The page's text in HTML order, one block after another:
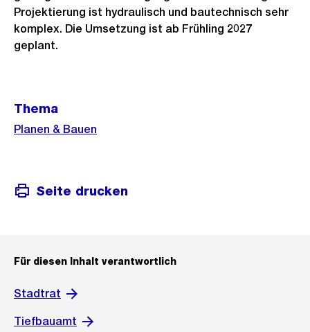
Projektierung ist hydraulisch und bautechnisch sehr
komplex. Die Umsetzung ist ab Frühling 2027
geplant.
Informationen
Thema
Planen & Bauen
Seite drucken
Für diesen Inhalt verantwortlich
Stadtrat
Tiefbauamt